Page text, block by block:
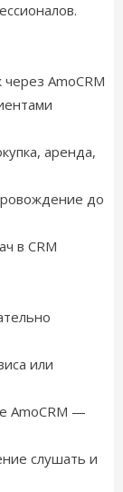
AmoCRM
аренда,
до
в CRM
или
AmoCRM —
слушать и